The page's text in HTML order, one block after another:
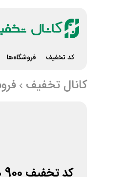
کد تخفیف فروشگاه‌ها
کانال تخفیف